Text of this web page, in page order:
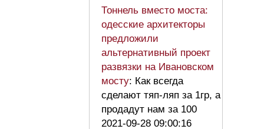
Тоннель вместо моста:
одесские архитекторы
предложили
альтернативный проект
развязки на Ивановском
мосту: Как всегда
сделают тяп-ляп за 1гр, а
продадут нам за 100
2021-09-28 09:00:16